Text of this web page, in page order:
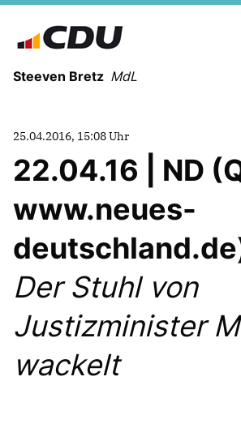
Steeven Bretz MdL
VITA
WAHLKREISBESUCHE
PRESSEFOTOS
MEIN BÜRGERBÜRO
MEIN WAHLKREIS
ZIELE
25.04.2016, 15:08 Uhr
22.04.16 | ND
www.neues-
Der Stuhl von
Justizminister
wackelt